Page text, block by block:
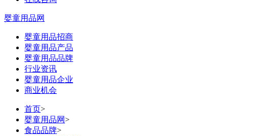
婴童用品网
婴童用品招商
婴童用品产品
婴童用品品牌
行业资讯
婴童用品企业
商业机会
首页>
婴童用品网>
食品品牌>